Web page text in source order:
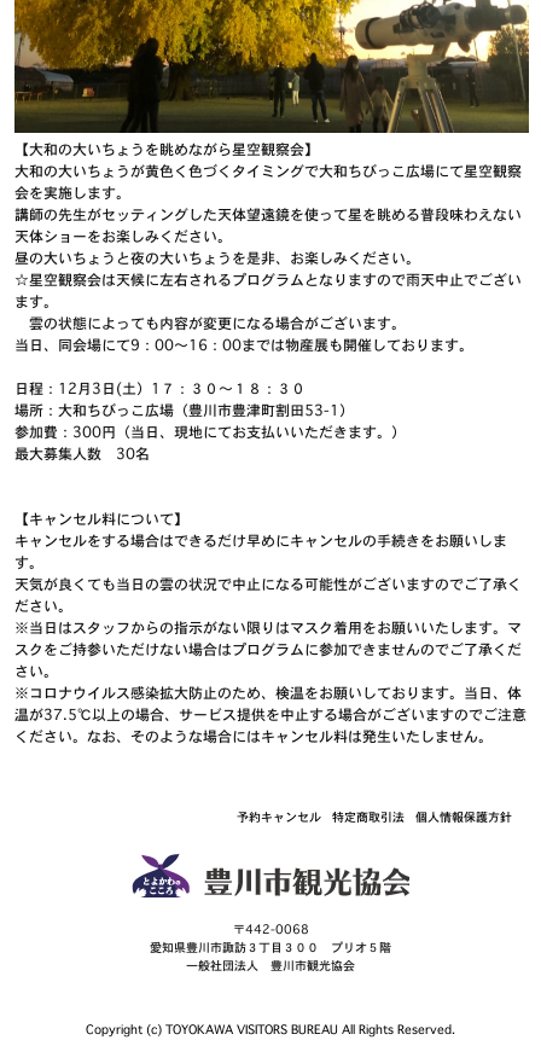
【大和の大いちょうを眺めながら星空観察会】
大和の大いちょうが黄色く色づくタイミングで大和ちびっこ広場にて星空観察
会を実施します。
講師の先生がセッティングした天体望遠鏡を使って星を眺める普段味わえない
天体ショーをお楽しみください。
昼の大いちょうと夜の大いちょうを是非、お楽しみください。
☆星空観察会は天候に左右されるプログラムとなりますので雨天中止でござい
ます。
雲の状態によっても内容が変更になる場合がございます。
当日、同会場にて9：00～16：00までは物産展も開催しております。
日程：12月3日(土）1７：３０～１８：３０
場所：大和ちびっこ広場（豊川市豊津町割田53-1）
参加費：300円（当日、現地にてお支払いいただきます。）
最大募集人数 30名
【キャンセル料について】
キャンセルをする場合はできるだけ早めにキャンセルの手続きをお願いしま
す。
天気が良くても当日の雲の状況で中止になる可能性がございますのでご了承く
ださい。
※当日はスタッフからの指示がない限りはマスク着用をお願いいたします。マ
スクをご持参いただけない場合はプログラムに参加できませんのでご了承くだ
さい。
※コロナウイルス感染拡大防止のため、検温をお願いしております。当日、体
温が37.5℃以上の場合、サービス提供を中止する場合がございますのでご注意
ください。なお、そのような場合にはキャンセル料は発生いたしません。
予約キャンセル 特定商取引法 個人情報保護方針
〒442-0068
愛知県豊川市諏訪３丁目３００ プリオ５階
一般社団法人 豊川市観光協会
Copyright (c) TOYOKAWA VISITORS BUREAU All Rights Reserved.